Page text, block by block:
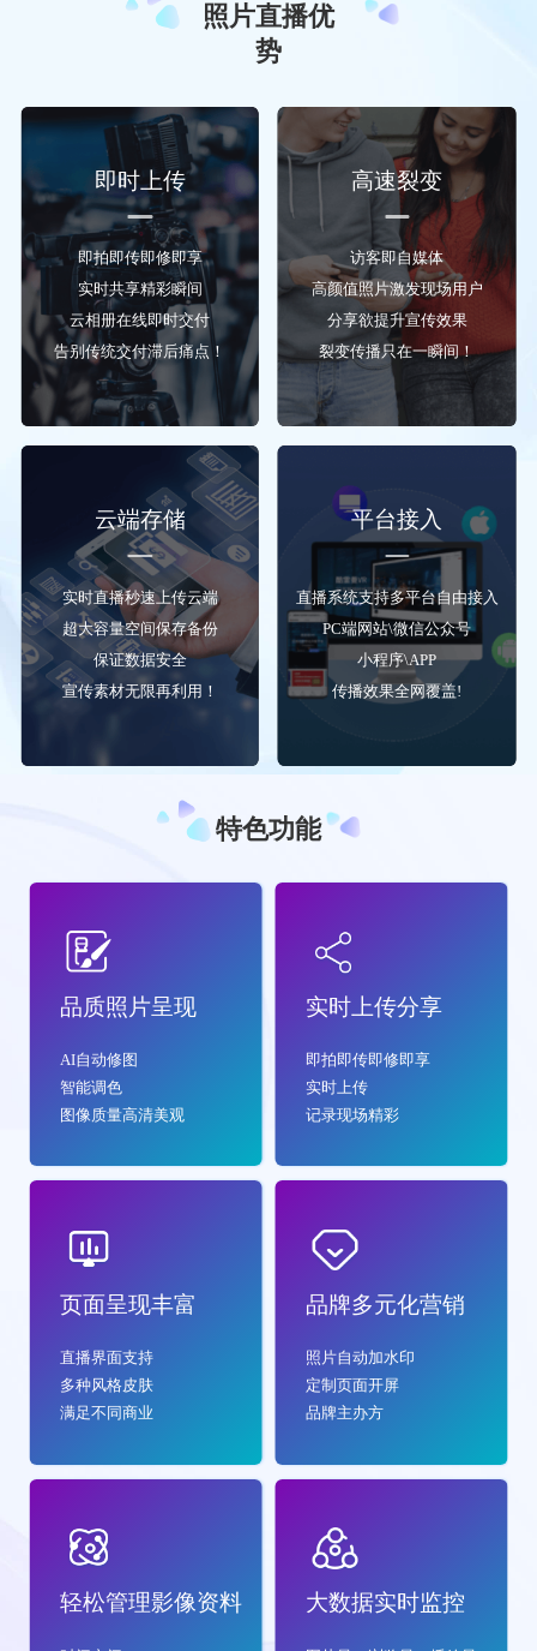
照片直播优
势
即时上传
即拍即传即修即享
实时共享精彩瞬间
云相册在线即时交付
告别传统交付滞后痛点！
高速裂变
访客即自媒体
高颜值照片激发现场用户
分享欲提升宣传效果
裂变传播只在一瞬间！
云端存储
实时直播秒速上传云端
超大容量空间保存备份
保证数据安全
宣传素材无限再利用！
平台接入
直播系统支持多平台自由接入
PC端网站\微信公众号
小程序\APP
传播效果全网覆盖!
特色功能
品质照片呈现
AI自动修图
智能调色
图像质量高清美观
实时上传分享
即拍即传即修即享
实时上传
记录现场精彩
页面呈现丰富
直播界面支持
多种风格皮肤
满足不同商业
品牌多元化营销
照片自动加水印
定制页面开屏
品牌主办方
轻松管理影像资料 大数据实时监控